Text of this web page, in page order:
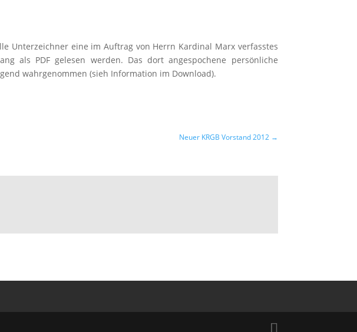
Unterzeichner eine im Auftrag von Herrn Kardinal Marx verfasstes
als PDF gelesen werden. Das dort angespochene persönliche
wahrgenommen (sieh Information im Download).
Neuer KRGB Vorstand 2012→